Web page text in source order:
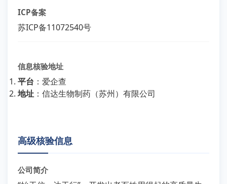
ICP备案
苏ICP备11072540号
信息核验地址
平台 ：爱企查
地址 ： 信达生物制药（苏州）有限公司
高级核验信息
公司简介